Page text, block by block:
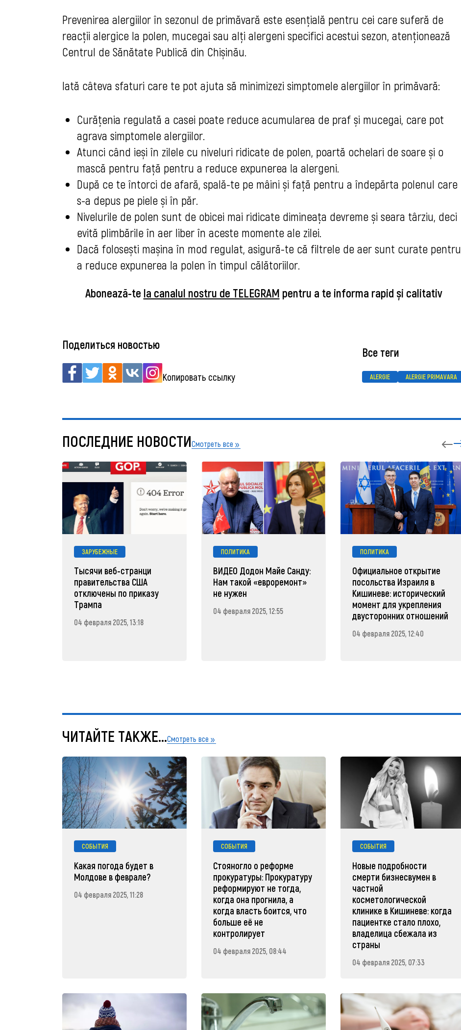
Prevenirea alergiilor în sezonul de primăvară este esențială pentru cei care suferă de
reacții alergice la polen, mucegai sau alți alergeni specifici acestui sezon, atenționează
Centrul de Sănătate Publică din Chișinău.
Iată câteva sfaturi care te pot ajuta să minimizezi simptomele alergiilor în primăvară:
Curățenia regulată a casei poate reduce acumularea de praf și mucegai, care pot
agrava simptomele alergiilor.
Atunci când ieși în zilele cu niveluri ridicate de polen, poartă ochelari de soare și o
mască pentru față pentru a reduce expunerea la alergeni.
După ce te întorci de afară, spală-te pe mâini și față pentru a îndepărta polenul care
s-a depus pe piele și în păr.
Nivelurile de polen sunt de obicei mai ridicate dimineața devreme și seara târziu, deci
evită plimbările în aer liber în aceste momente ale zilei.
Dacă folosești mașina în mod regulat, asigură-te că filtrele de aer sunt curate pentru
a reduce expunerea la polen în timpul călătoriilor.
Abonează-te la canalul nostru de TELEGRAM pentru a te informa rapid și calitativ
Поделиться новостью
Копировать ссылку
Все теги
ALERGIE ALERGIE PRIMAVARA
ПОСЛЕДНИЕ НОВОСТИСмотреть все
ЗАРУБЕЖНЫЕ
Тысячи веб-странци
правительства США
отключены по приказу
Трампа
04 февраля 2025, 13:18
ПОЛИТИКА
ВИДЕО Додон Майе Санду:
Нам такой «евроремонт»
не нужен
04 февраля 2025, 12:55
ПОЛИТИКА
Официальное открытие
посольства Израиля в
Кишиневе: исторический
момент для укрепления
двусторонних отношений
04 февраля 2025, 12:40
ЧИТАЙТЕ ТАКЖЕ...Смотреть все
СОБЫТИЯ
Какая погода будет в
Молдове в феврале?
04 февраля 2025, 11:28
СОБЫТИЯ
Стояногло о реформе
прокуратуры: Прокуратуру
реформируют не тогда,
когда она прогнила, а
когда власть боится, что
больше её не
контролирует
04 февраля 2025, 08:44
СОБЫТИЯ
Новые подробности
смерти бизнесвумен в
частной
косметологической
клинике в Кишиневе: когда
пациентке стало плохо,
владелица сбежала из
страны
04 февраля 2025, 07:33